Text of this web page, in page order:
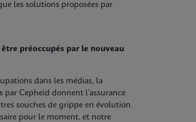
les solutions proposées par
préoccupés par le nouveau
dans les médias, la
Cepheid donnent l’assurance
souches de grippe en évolution.
pour le moment, et notre